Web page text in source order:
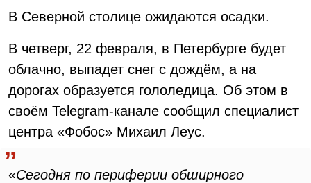
В Северной столице ожидаются осадки.
В четверг, 22 февраля, в Петербурге будет
облачно, выпадет снег с дождём, а на
дорогах образуется гололедица. Об этом в
своём Telegram-канале сообщил специалист
центра «Фобос» Михаил Леус.
«Сегодня по периферии обширного